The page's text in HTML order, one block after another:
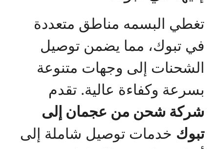
تغطي البسمه مناطق متعددة
في تبوك، مما يضمن توصيل
الشحنات إلى وجهات متنوعة
بسرعة وكفاءة عالية. تقدم
شركة شحن من عجمان إلى
تبوك خدمات توصيل شاملة إلى